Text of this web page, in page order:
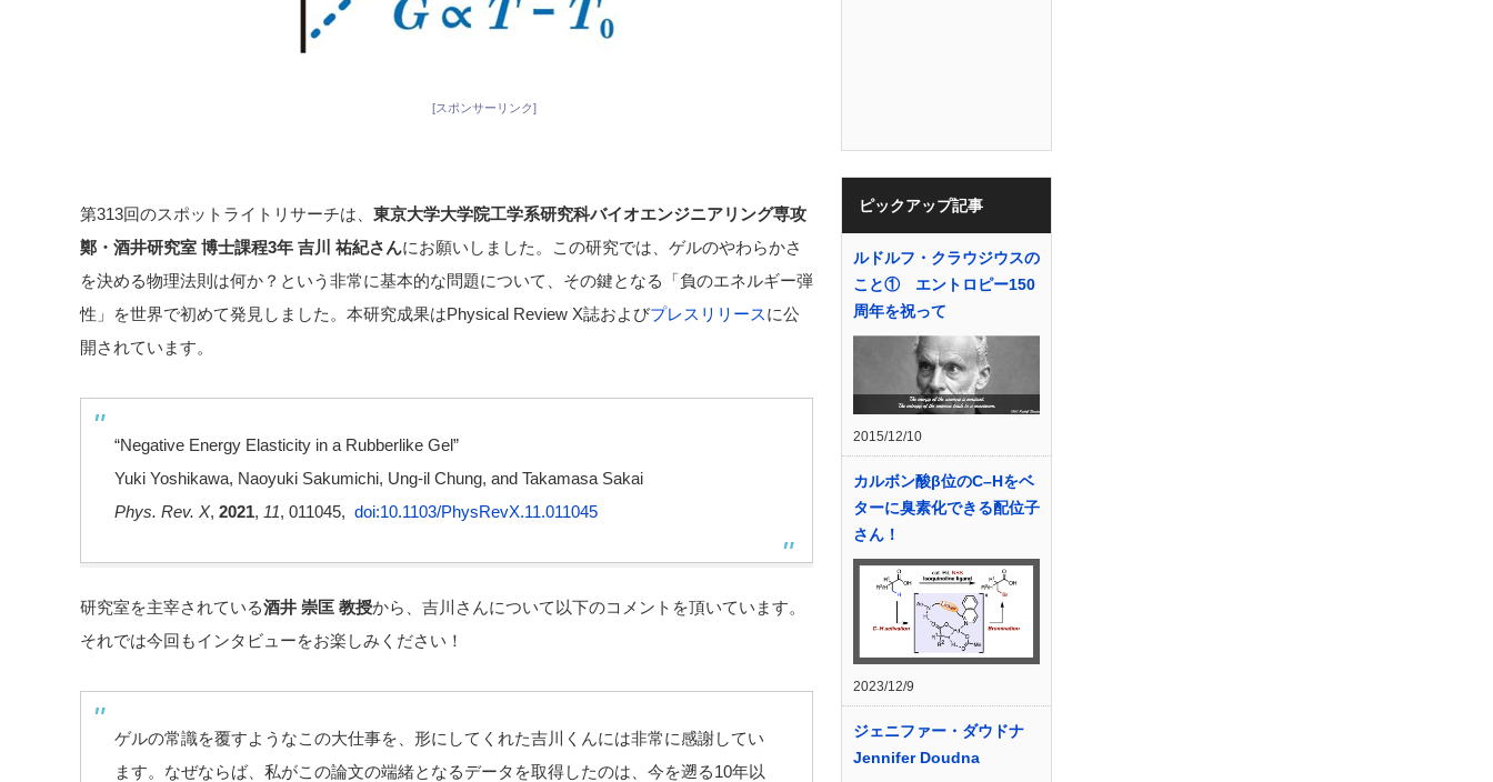
[スポンサーリンク]
第313回のスポットライトリサーチは、 東京大学大学院工学系研究科バイオエンジニアリング専攻
鄭・酒井研究室 博士課程3年 吉川 祐紀さんにお願いしました。この研究では、ゲルのやわらかさ
を決める物理法則は何か？という非常に基本的な問題について、その鍵となる「負のエネルギー弾
性」を世界で初めて発見しました。本研究成果はPhysical Review X誌およびプレスリリースに公
開されています。
“Negative Energy Elasticity in a Rubberlike Gel”
Yuki Yoshikawa, Naoyuki Sakumichi, Ung-il Chung, and Takamasa Sakai
Phys. Rev. X, 2021, 11, 011045, doi:10.1103/PhysRevX.11.011045
研究室を主宰されている酒井 崇匡 教授から、吉川さんについて以下のコメントを頂いています。
それでは今回もインタビューをお楽しみください！
ゲルの常識を覆すようなこの大仕事を、形にしてくれた吉川くんには非常に感謝してい
ます。なぜならば、私がこの論文の端緒となるデータを取得したのは、今を遡る10年以
ピックアップ記事
ルドルフ・クラウジウスの
こと① エントロピー150
周年を祝って
2015/12/10
カルボン酸β位のC–Hをベ
ターに臭素化できる配位子
さん！
2023/12/9
ジェニファー・ダウドナ
Jennifer Doudna